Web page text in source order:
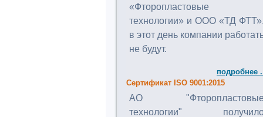
«Фторопластовые
технологии» и ООО «ТД ФТТ»,
в этот день компании
не будут.
подробнее
Сертификат ISO 9001:2015
АО "Фторопластовые
технологии"